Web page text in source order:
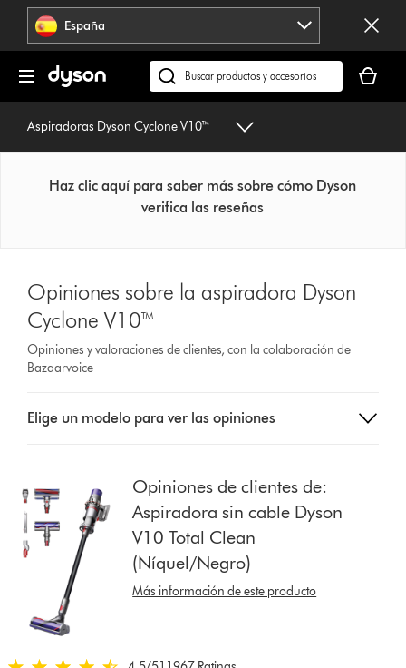
Omitir
navegación España
Buscar
en
dyson.es
cesta
está
Aspiradoras Dyson Cyclone V10™
Haz clic aquí para saber más sobre cómo Dyson
verifica las reseñas
Opiniones sobre la aspiradora Dyson
Cyclone V10™
Opiniones y valoraciones de clientes, con la colaboración de
Bazaarvoice
a
list
to
show
reviews
model
below
Elige un modelo para ver las opiniones
Opiniones de clientes de:
Aspiradora sin cable Dyson
V10 Total Clean
(Níquel/Negro)
Más información de este producto